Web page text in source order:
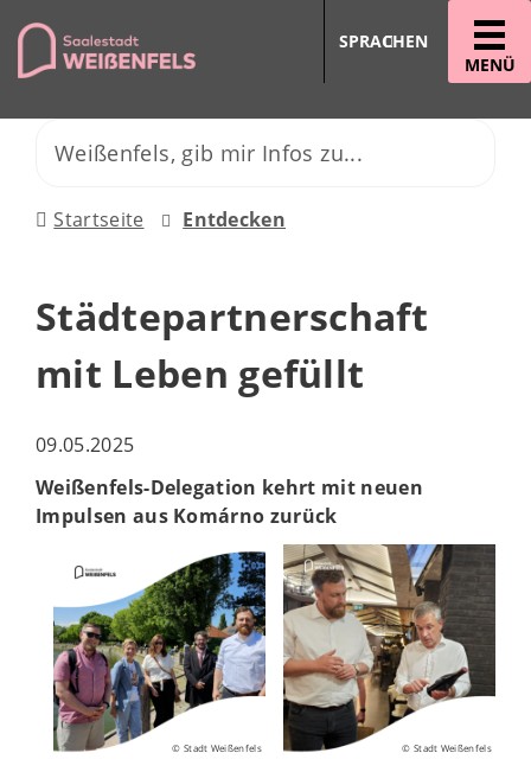
MENÜ
SPRACHEN
Startseite Entdecken
Städtepartnerschaft
mit Leben gefüllt
09.05.2025
Weißenfels-Delegation kehrt mit neuen
Impulsen aus Komárno zurück
© Stadt Weißenfels
© Stadt Weißenfels